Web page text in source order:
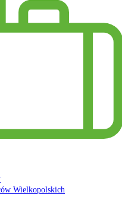
Wielkopolskich